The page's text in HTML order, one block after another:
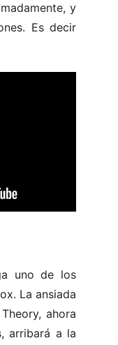
y
Es decir
uno de los
La ansiada
ahora
arribará a la